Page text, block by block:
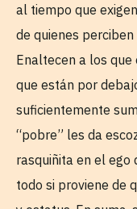
al tiempo que
de quienes
Enaltecen a los
que están por
suficientemente
“pobre” les da
rasquiñita en el ego
todo si proviene de